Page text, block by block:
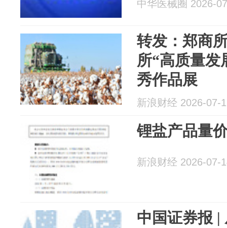
中华医械圈 2026-
转发：郑商
所“高质量发
秀作品展
新浪财经 2026-07-
锂盐产品量
新浪财经 2026-07-
中国证券报 |